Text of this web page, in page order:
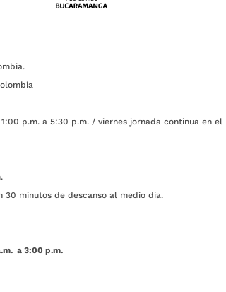
p.m. a 5:30 p.m. / viernes jornada continua en
de descanso al medio día.
a 3:00 p.m.